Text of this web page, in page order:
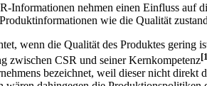
Informationen nehmen einen Einfluss auf
wie die Qualität
wenn die Qualität des Produktes gering
zwischen CSR und seiner Kernkompetenz
bezeichnet, weil dieser nicht direkt